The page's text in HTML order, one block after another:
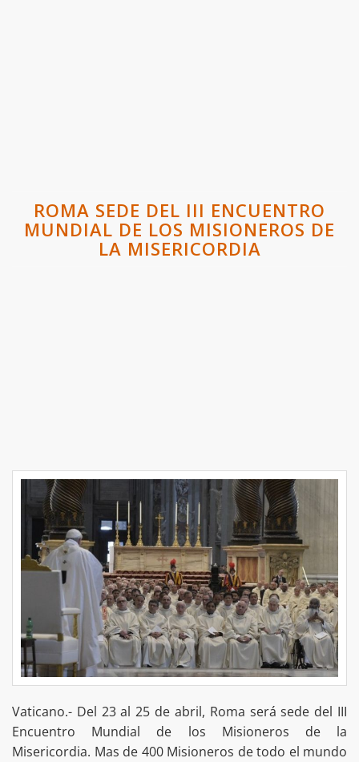
ROMA SEDE DEL III ENCUENTRO
MUNDIAL DE LOS MISIONEROS DE
LA MISERICORDIA
Vaticano.- Del 23 al 25 de abril, Roma será sede del III
Encuentro Mundial de los Misioneros de la
Misericordia. Mas de 400 Misioneros de todo el mundo